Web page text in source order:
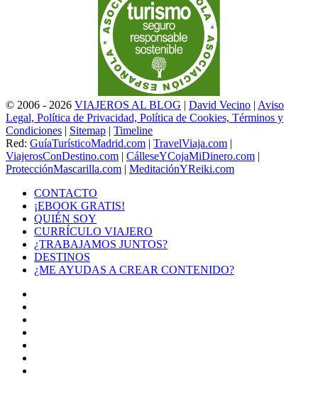
© 2006 - 2026 VIAJEROS AL BLOG | David Vecino | Aviso
Legal, Política de Privacidad, Política de Cookies, Términos y
Condiciones | Sitemap | Timeline
Red: GuíaTurísticoMadrid.com | TravelViaja.com |
ViajerosConDestino.com | CálleseYCojaMiDinero.com |
ProtecciónMascarilla.com | MeditaciónYReiki.com
CONTACTO
¡EBOOK GRATIS!
QUIÉN SOY
CURRÍCULO VIAJERO
¿TRABAJAMOS JUNTOS?
DESTINOS
¿ME AYUDAS A CREAR CONTENIDO?